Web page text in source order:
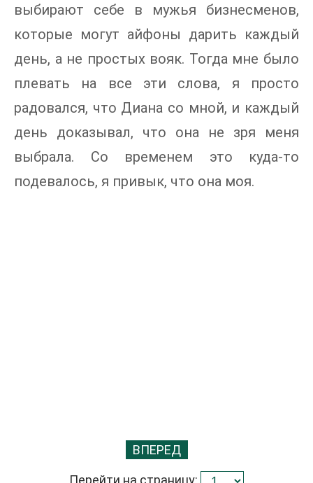
выбирают себе в мужья бизнесменов,
которые могут айфоны дарить каждый
день, а не простых вояк. Тогда мне было
плевать на все эти слова, я просто
радовался, что Диана со мной, и каждый
день доказывал, что она не зря меня
выбрала. Со временем это куда-то
подевалось, я привык, что она моя.
ВПЕРЕД
Перейти на страницу: